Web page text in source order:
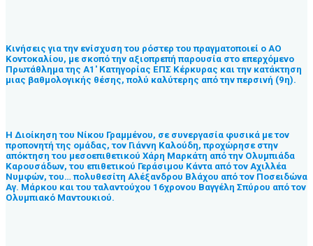
Κινήσεις για την ενίσχυση του ρόστερ του πραγματοποιεί ο ΑΟ
Κοντοκαλίου, με σκοπό την αξιοπρεπή παρουσία στο επερχόμενο
Πρωτάθλημα της Α1′ Κατηγορίας ΕΠΣ Κέρκυρας και την κατάκτηση
μιας βαθμολογικής θέσης, πολύ καλύτερης από την περσινή (9η).
Η Διοίκηση του Νίκου Γραμμένου, σε συνεργασία φυσικά με τον
προπονητή της ομάδας, τον Γιάννη Καλούδη, προχώρησε στην
απόκτηση του μεσοεπιθετικού Χάρη Μαρκάτη από την Ολυμπιάδα
Καρουσάδων, του επιθετικού Γεράσιμου Κάντα από τον Αχιλλέα
Νυμφών, του… πολυθεσίτη Αλέξανδρου Βλάχου από τον Ποσειδώνα
Αγ. Μάρκου και του ταλαντούχου 16χρονου Βαγγέλη Σπύρου από τον
Ολυμπιακό Μαντουκιού.